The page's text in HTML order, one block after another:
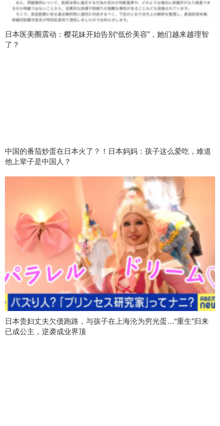
日本医美圈震动：樱花妹开始告别“低价美容”，她们越来越理智
了？
中国的番茄炒蛋在日本火了？！日本妈妈：孩子这么爱吃，难道
他上辈子是中国人？
日本贵妇丈夫欠债跑路，与孩子在上海沦为穷光蛋…“重生”归来
已成公主，逆袭成业界顶